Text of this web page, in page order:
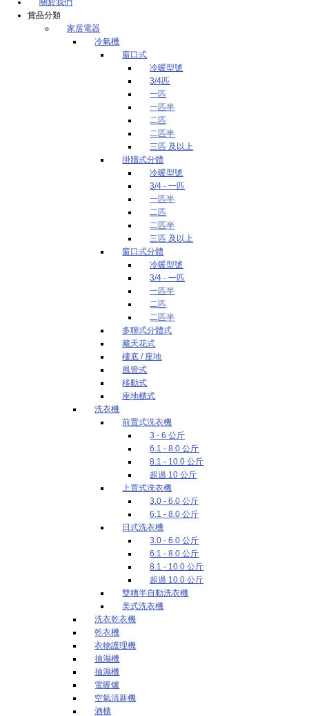
貨品分類
家居電器
冷氣機
窗口式
冷暖型號
3/4匹
一匹
一匹半
二匹
二匹半
三匹 及以上
掛牆式分體
冷暖型號
3/4 - 一匹
一匹半
二匹
二匹半
三匹 及以上
窗口式分體
冷暖型號
3/4 - 一匹
一匹半
二匹
二匹半
多聯式分體式
藏天花式
樓底 / 座地
風管式
移動式
座地櫃式
洗衣機
前置式洗衣機
3 - 6 公斤
6.1 - 8.0 公斤
8.1 - 10.0 公斤
超過 10 公斤
上置式洗衣機
3.0 - 6.0 公斤
6.1 - 8.0 公斤
日式洗衣機
3.0 - 6.0 公斤
6.1 - 8.0 公斤
8.1 - 10.0 公斤
超過 10.0 公斤
雙糟半自動洗衣機
美式洗衣機
洗衣乾衣機
乾衣機
衣物護理機
抽濕機
抽濕機
電暖爐
空氣清新機
酒櫃